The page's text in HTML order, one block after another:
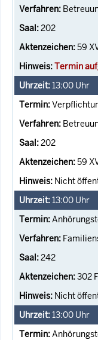
202
59
Termin
13:00 Uhr
202
59
Nicht
13:00 Uhr
242
302
Nicht
13:00 Uhr